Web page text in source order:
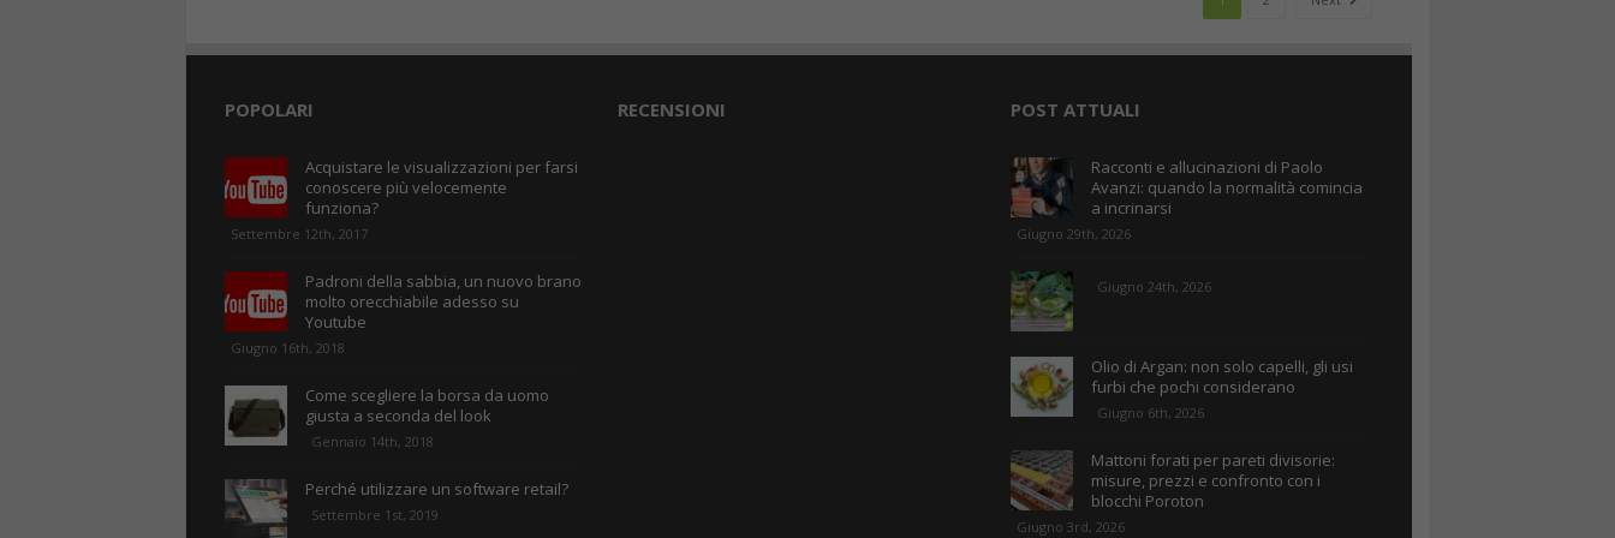
POPOLARI
Acquistare le visualizzazioni per farsi
conoscere più velocemente
funziona?
Settembre 12th, 2017
Padroni della sabbia, un nuovo brano
molto orecchiabile adesso su
Youtube
Giugno 16th, 2018
Come scegliere la borsa da uomo
giusta a seconda del look
Gennaio 14th, 2018
Perché utilizzare un software retail?
Settembre 1st, 2019
RECENSIONI POST ATTUALI
Racconti e allucinazioni di Paolo
Avanzi: quando la normalità comincia
a incrinarsi
Giugno 29th, 2026
Giugno 24th, 2026
Olio di Argan: non solo capelli, gli usi
furbi che pochi considerano
Giugno 6th, 2026
Mattoni forati per pareti divisorie:
misure, prezzi e confronto con i
blocchi Poroton
Giugno 3rd, 2026